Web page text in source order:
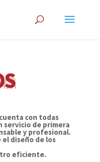
con todas
servicio de primera
y profesional.
el diseño de los
eficiente.